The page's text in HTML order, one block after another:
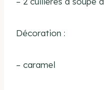
Décoration :
– caramel